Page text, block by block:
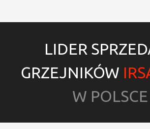
LIDER
GRZEJNIKÓW
W POLSCE